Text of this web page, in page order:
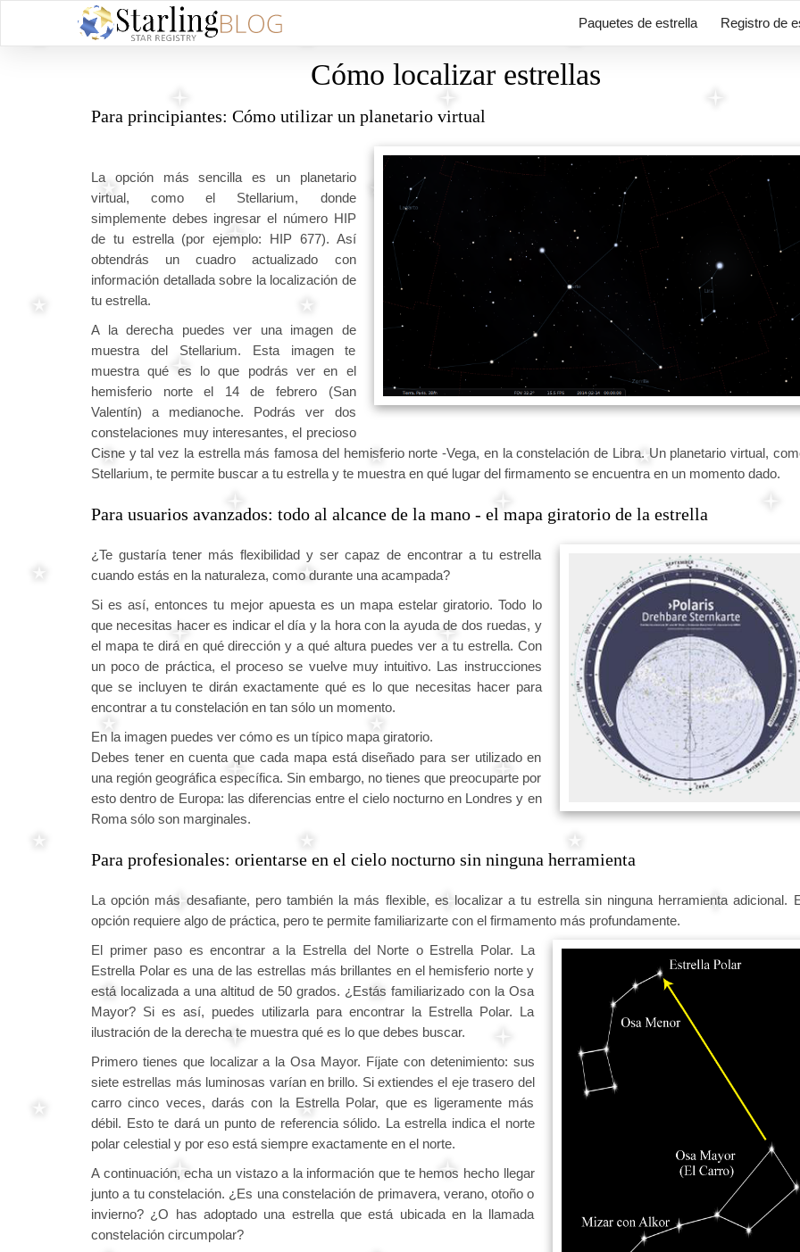
Paquetes de estrella Registro de
Cómo localizar estrellas
Para principiantes: Cómo utilizar un planetario virtual
La opción más sencilla es un planetario
virtual, como el Stellarium, donde
simplemente debes ingresar el número HIP
de tu estrella (por ejemplo: HIP 677). Así
obtendrás un cuadro actualizado con
información detallada sobre la localización de
tu estrella.
A la derecha puedes ver una imagen de
muestra del Stellarium. Esta imagen te
muestra qué es lo que podrás ver en el
hemisferio norte el 14 de febrero (San
Valentín) a medianoche. Podrás ver dos
constelaciones muy interesantes, el precioso
Cisne y tal vez la estrella más famosa del hemisferio norte -Vega, en la constelación de Libra. Un planetario virtual,
Stellarium, te permite buscar a tu estrella y te muestra en qué lugar del firmamento se encuentra en un momento dado.
Para usuarios avanzados: todo al alcance de la mano - el mapa giratorio de la estrella
¿Te gustaría tener más flexibilidad y ser capaz de encontrar a tu estrella
cuando estás en la naturaleza, como durante una acampada?
Si es así, entonces tu mejor apuesta es un mapa estelar giratorio. Todo lo
que necesitas hacer es indicar el día y la hora con la ayuda de dos ruedas, y
el mapa te dirá en qué dirección y a qué altura puedes ver a tu estrella. Con
un poco de práctica, el proceso se vuelve muy intuitivo. Las instrucciones
que se incluyen te dirán exactamente qué es lo que necesitas hacer para
encontrar a tu constelación en tan sólo un momento.
En la imagen puedes ver cómo es un típico mapa giratorio.
Debes tener en cuenta que cada mapa está diseñado para ser utilizado en
una región geográfica específica. Sin embargo, no tienes que preocuparte por
esto dentro de Europa: las diferencias entre el cielo nocturno en Londres y en
Roma sólo son marginales.
Para profesionales: orientarse en el cielo nocturno sin ninguna herramienta
La opción más desafiante, pero también la más flexible, es localizar a tu estrella sin ninguna herramienta adicional.
opción requiere algo de práctica, pero te permite familiarizarte con el firmamento más profundamente.
El primer paso es encontrar a la Estrella del Norte o Estrella Polar. La
Estrella Polar es una de las estrellas más brillantes en el hemisferio norte y
está localizada a una altitud de 50 grados. ¿Estás familiarizado con la Osa
Mayor? Si es así, puedes utilizarla para encontrar la Estrella Polar. La
ilustración de la derecha te muestra qué es lo que debes buscar.
Primero tienes que localizar a la Osa Mayor. Fíjate con detenimiento: sus
siete estrellas más luminosas varían en brillo. Si extiendes el eje trasero del
carro cinco veces, darás con la Estrella Polar, que es ligeramente más
débil. Esto te dará un punto de referencia sólido. La estrella indica el norte
polar celestial y por eso está siempre exactamente en el norte.
A continuación, echa un vistazo a la información que te hemos hecho llegar
junto a tu constelación. ¿Es una constelación de primavera, verano, otoño o
invierno? ¿O has adoptado una estrella que está ubicada en la llamada
constelación circumpolar?